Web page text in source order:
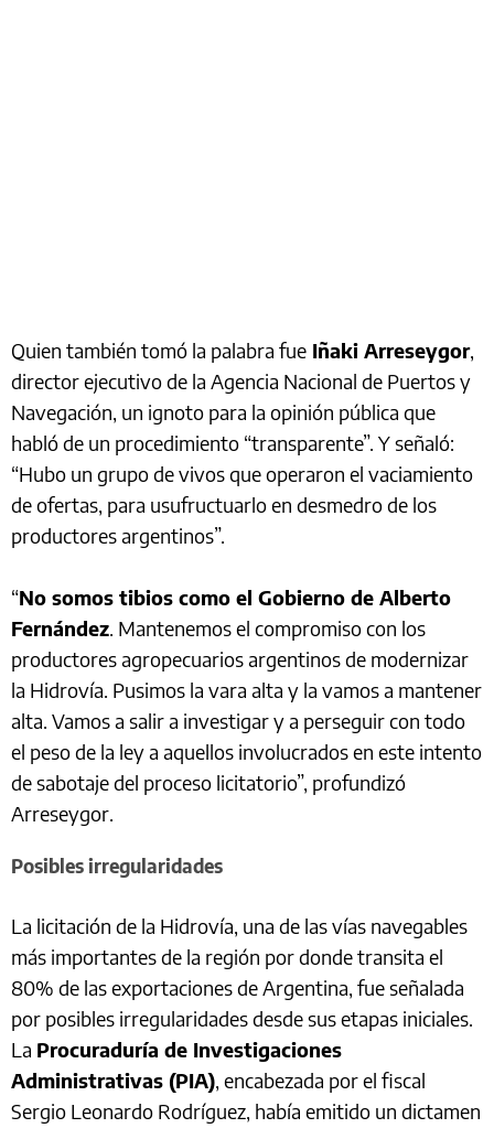
Quien también tomó la palabra fue Iñaki Arreseygor,
director ejecutivo de la Agencia Nacional de Puertos y
Navegación, un ignoto para la opinión pública que
habló de un procedimiento “transparente”. Y señaló:
“Hubo un grupo de vivos que operaron el vaciamiento
de ofertas, para usufructuarlo en desmedro de los
productores argentinos”.
“No somos tibios como el Gobierno de Alberto
Fernández. Mantenemos el compromiso con los
productores agropecuarios argentinos de modernizar
la Hidrovía. Pusimos la vara alta y la vamos a mantener
alta. Vamos a salir a investigar y a perseguir con todo
el peso de la ley a aquellos involucrados en este intento
de sabotaje del proceso licitatorio”, profundizó
Arreseygor.
Posibles irregularidades
La licitación de la Hidrovía, una de las vías navegables
más importantes de la región por donde transita el
80% de las exportaciones de Argentina, fue señalada
por posibles irregularidades desde sus etapas iniciales.
La Procuraduría de Investigaciones
Administrativas (PIA), encabezada por el fiscal
Sergio Leonardo Rodríguez, había emitido un dictamen